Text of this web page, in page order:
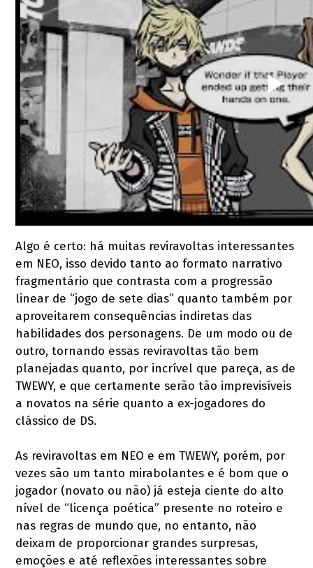
Algo é certo: há muitas reviravoltas interessantes
em NEO, isso devido tanto ao formato narrativo
fragmentário que contrasta com a progressão
linear de “jogo de sete dias” quanto também por
aproveitarem consequências indiretas das
habilidades dos personagens. De um modo ou de
outro, tornando essas reviravoltas tão bem
planejadas quanto, por incrível que pareça, as de
TWEWY, e que certamente serão tão imprevisíveis
a novatos na série quanto a ex-jogadores do
clássico de DS.
As reviravoltas em NEO e em TWEWY, porém, por
vezes são um tanto mirabolantes e é bom que o
jogador (novato ou não) já esteja ciente do alto
nível de “licença poética” presente no roteiro e
nas regras de mundo que, no entanto, não
deixam de proporcionar grandes surpresas,
emoções e até reflexões interessantes sobre